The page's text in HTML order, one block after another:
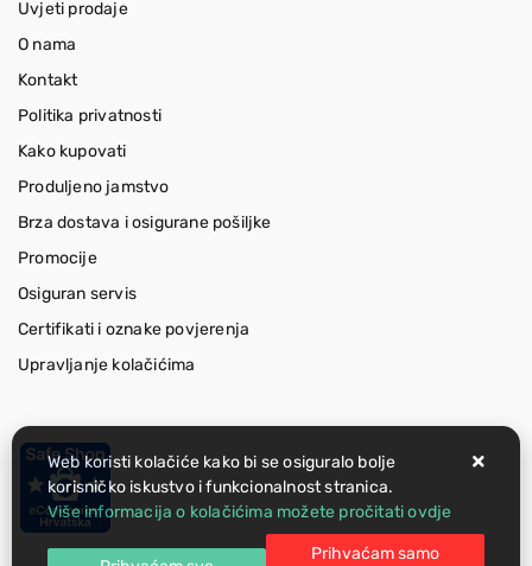
Uvjeti prodaje
O nama
Kontakt
Politika privatnosti
Kako kupovati
Produljeno jamstvo
Brza dostava i osigurane pošiljke
Promocije
Osiguran servis
Certifikati i oznake povjerenja
Upravljanje kolačićima
Web koristi kolačiće kako bi se osiguralo bolje
korisničko iskustvo i funkcionalnost stranica.
Više informacija o kolačićima možete pročitati ovdje
Prihvaćam samo